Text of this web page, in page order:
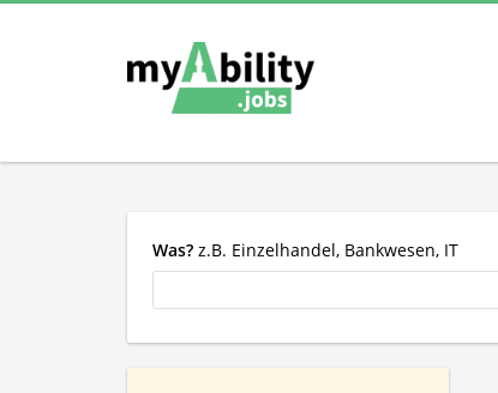
Was? z.B. Einzelhandel, Bankwesen, IT